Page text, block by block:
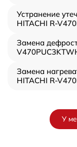
Устранение
HITACHI R-
Замена
Замена
HITACHI R-
У